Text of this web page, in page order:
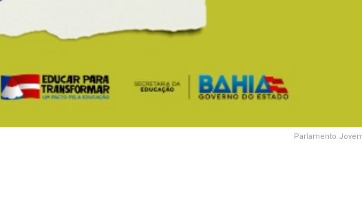
Parlamento